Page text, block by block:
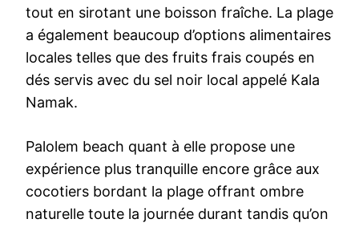
tout en sirotant une boisson fraîche. La plage
a également beaucoup d’options alimentaires
locales telles que des fruits frais coupés en
dés servis avec du sel noir local appelé Kala
Namak.
Palolem beach quant à elle propose une
expérience plus tranquille encore grâce aux
cocotiers bordant la plage offrant ombre
naturelle toute la journée durant tandis qu’on